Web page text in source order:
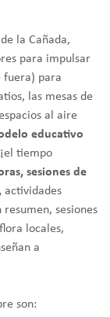
la Cañada,
para impulsar
fuera) para
las mesas de
al aire
educativo
tiempo
sesiones de
actividades
sesiones
locales,
a
son: